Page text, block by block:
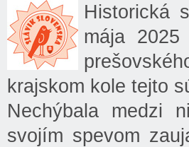
Historická
mája
krajskom kole tejto
Nechýbala medzi
svojím spevom